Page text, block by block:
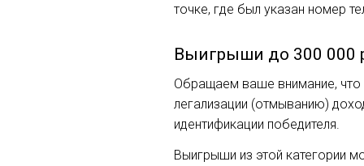
точке, где был указан номер
Выигрыши до 300 000
Обращаем ваше внимание, что
легализации (отмыванию)
идентификации победителя.
Выигрыши из этой категории